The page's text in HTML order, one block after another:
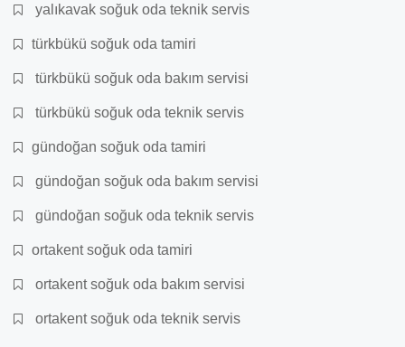
yalıkavak soğuk oda teknik servis
türkbükü soğuk oda tamiri
türkbükü soğuk oda bakım servisi
türkbükü soğuk oda teknik servis
gündoğan soğuk oda tamiri
gündoğan soğuk oda bakım servisi
gündoğan soğuk oda teknik servis
ortakent soğuk oda tamiri
ortakent soğuk oda bakım servisi
ortakent soğuk oda teknik servis